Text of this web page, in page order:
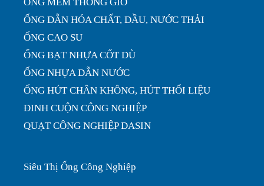
ỐNG MỀM THÔNG GIÓ
ỐNG DẪN HÓA CHẤT, DẦU, NƯỚC THẢI
ỐNG CAO SU
ỐNG BẠT NHỰA CỐT DÙ
ỐNG NHỰA DẪN NƯỚC
ỐNG HÚT CHÂN KHÔNG, HÚT THỔI LIỆU
ĐINH CUỘN CÔNG NGHIỆP
QUẠT CÔNG NGHIỆP DASIN
Siêu Thị Ống Công Nghiệp